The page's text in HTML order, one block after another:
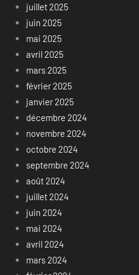
juillet 2025
juin 2025
mai 2025
avril 2025
mars 2025
février 2025
janvier 2025
décembre 2024
novembre 2024
octobre 2024
septembre 2024
août 2024
juillet 2024
juin 2024
mai 2024
avril 2024
mars 2024